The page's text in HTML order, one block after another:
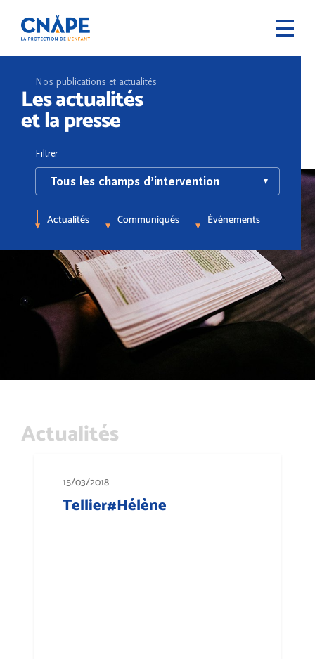
Nos publications et actualités
Les actualités
et la presse
Filtrer
Actualités Communiqués Événements
Actualités
15/03/2018
Tellier#Hélène